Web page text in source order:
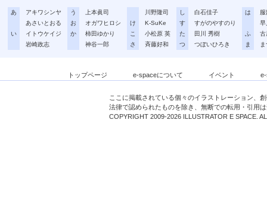
あ
アキワシンヤ
あさいとおる
い
イトウケイジ
岩崎政志
う
上本眞司
お
オガワヒロシ
か
柿田ゆかり
神谷一郎
川野隆司
け
K-SuKe
こ
小松原 英
さ
斉藤好和
し
白石佳子
す
すがのやすのり
た
田川 秀樹
つ
つぼいひろき
は
早
ふ
古
ま
トップページ e-spaceについて イベント
ここに掲載されている個々のイラストレーション、
法律で認められたものを除き、無断での転用・引用
COPYRIGHT 2009-2026 ILLUSTRATOR E SPACE.